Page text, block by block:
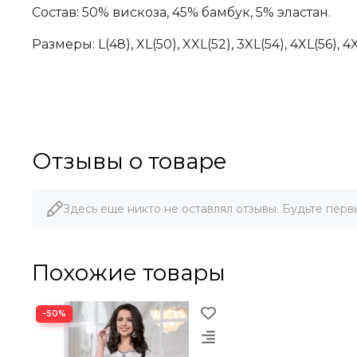
Состав: 50% вискоза, 45% бамбук, 5% эластан.
Размеры: L(48), XL(50), XXL(52), 3XL(54), 4XL(56),
Отзывы о товаре
Здесь еще никто не оставлял отзывы. Будьте
Похожие товары
−50%